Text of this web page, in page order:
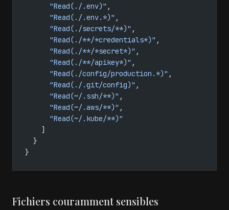
      "Read(./.env)"
,
      "Read(./.env.*)"
,
      "Read(./secrets/**)"
,
      "Read(./**/*credentials*)"
,
      "Read(./**/*secret*)"
,
      "Read(./**/apikey*)"
,
      "Read(./config/production.*)"
,
      "Read(./.git/config)"
,
      "Read(~/.ssh/**)"
,
      "Read(~/.aws/**)"
,
      "Read(~/.kube/**)"
    ]
  }
}
Fichiers couramment sensibles